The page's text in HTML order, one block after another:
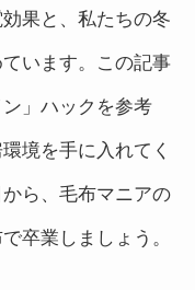
果と、私たちの冬
います。この記事
」ハックを参考
境を手に入れてく
ら、毛布マニアの
卒業しましょう。